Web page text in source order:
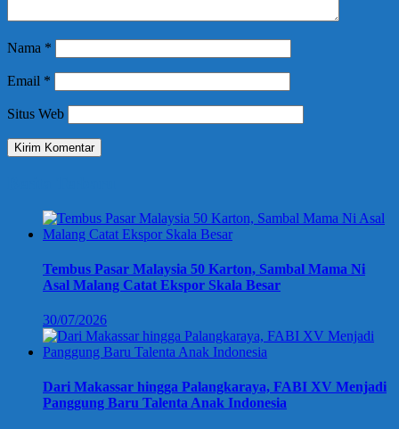
Nama *
Email *
Situs Web
Tembus Pasar Malaysia 50 Karton, Sambal Mama Ni
Asal Malang Catat Ekspor Skala Besar
30/07/2026
Dari Makassar hingga Palangkaraya, FABI XV Menjadi
Panggung Baru Talenta Anak Indonesia